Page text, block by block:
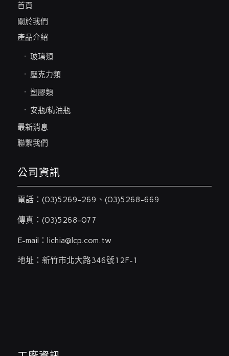
首頁
關於我們
產品介紹
玻璃類
壓克力類
塑膠類
安瓶/精油瓶
最新消息
聯繫我們
公司資訊
電話： (03)5269-269 、 (03)5268-669
傳真：(03)5268-077
E-mail： lichia@lcp.com.tw
地址：新竹市北大路346號12F-1